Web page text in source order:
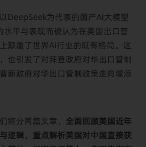
DeepSeek为代表的国产AI大模型
平与表现而被认为在美国出口管
颠覆了世界AI行业的既有格局。这
也引发了对拜登政府对华出口管制
新政府对华出口管制政策走向增添
将分两篇文章， 全面回顾美国近年
逻辑，重点解析美国对中国直接获